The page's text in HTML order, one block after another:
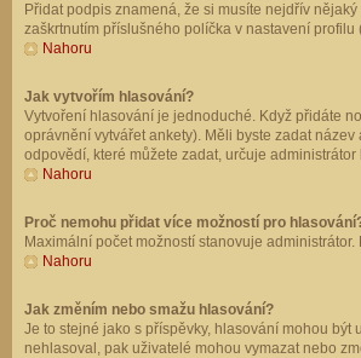
Přidat podpis znamená, že si musíte nejdřív
zaškrtnutím příslušného políčka v nastavení
Nahoru
Jak vytvořím hlasování?
Vytvoření hlasování je jednoduché. Když přidáte
oprávnění vytvářet ankety). Měli byste zadat
odpovědí, které můžete zadat, určuje administrátor
Nahoru
Proč nemohu přidat více možností pro
Maximální počet možností stanovuje
Nahoru
Jak změním nebo smažu hlasování?
Je to stejné jako s příspěvky, hlasování mohou
nehlasoval, pak uživatelé mohou vymazat nebo